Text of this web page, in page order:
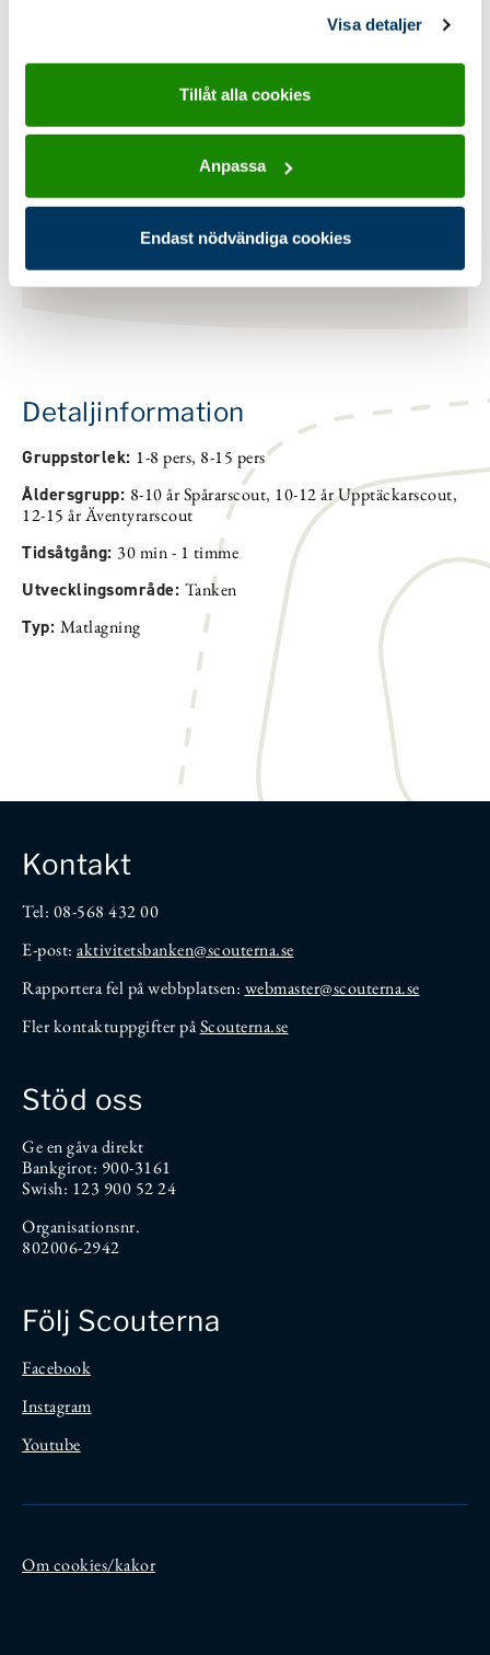
samlat in när du har använt deras tjänster.
Visa detaljer
Tillåt alla cookies
Anpassa
Endast nödvändiga cookies
Detaljinformation
Gruppstorlek: 1-8 pers, 8-15 pers
Åldersgrupp: 8-10 år Spårarscout, 10-12 år Upptäckarscout,
12-15 år Äventyrarscout
Tidsåtgång: 30 min - 1 timme
Utvecklingsområde: Tanken
Typ: Matlagning
Kontakt
Tel: 08-568 432 00
E-post: aktivitetsbanken@scouterna.se
Rapportera fel på webbplatsen: webmaster@scouterna.se
Fler kontaktuppgifter påScouterna.se
Stöd oss
Ge en gåva direkt
Bankgirot: 900-3161
Swish: 123 900 52 24
Organisationsnr.
802006-2942
Följ Scouterna
Facebook
Instagram
Youtube
Om cookies/kakor